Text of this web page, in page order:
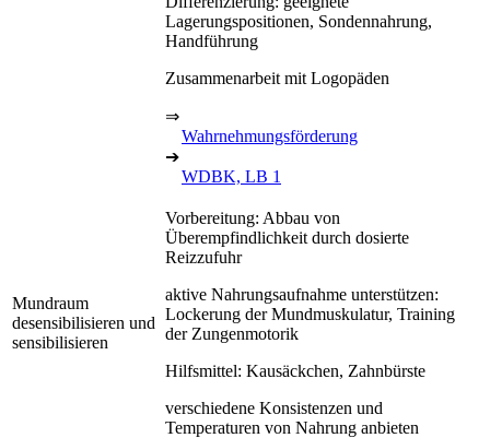
Lagerungspositionen, Sondennahrung,
Handführung
Zusammenarbeit mit Logopäden
⇒
Wahrnehmungsförderung
➔
WDBK, LB 1
Mundraum
desensibilisieren und
sensibilisieren
Vorbereitung: Abbau von
Überempfindlichkeit durch dosierte
Reizzufuhr
aktive Nahrungsaufnahme unterstützen:
Lockerung der Mundmuskulatur, Training
der Zungenmotorik
Hilfsmittel: Kausäckchen, Zahnbürste
verschiedene Konsistenzen und
Temperaturen von Nahrung anbieten